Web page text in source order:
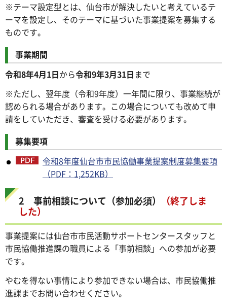
※テーマ設定型とは、仙台市が解決したいと考えているテ
ーマを設定し、そのテーマに基づいた事業提案を募集する
ものです。
事業期間
令和8年4月1日から令和9年3月31日 まで
※ただし、翌年度（令和9年度）一年間に限り、事業継続が
認められる場合があります。この場合についても改めて申
請をしていただき、審査を受ける必要があります。
募集要項
令和8年度仙台市市民協働事業提案制度募集要項
（PDF：1,252KB）
2 事前相談について（参加必須）
（終了しま
した）
事業提案には仙台市市民活動サポートセンタースタッフと
市民協働推進課の職員による「事前相談」への参加が必要
です。
やむを得ない事情により参加できない場合は、市民協働推
進課までお問い合わせください。